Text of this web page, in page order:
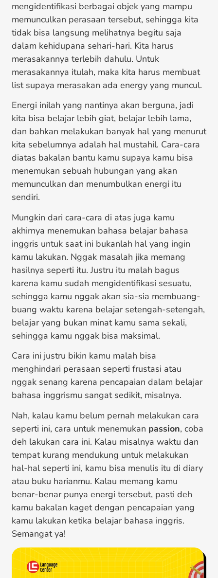
mengidentifikasi berbagai objek yang mampu
memunculkan perasaan tersebut, sehingga kita
tidak bisa langsung melihatnya begitu saja
dalam kehidupana sehari-hari. Kita harus
merasakannya terlebih dahulu. Untuk
merasakannya itulah, maka kita harus membuat
list supaya merasakan ada energy yang muncul.
Energi inilah yang nantinya akan berguna, jadi
kita bisa belajar lebih giat, belajar lebih lama,
dan bahkan melakukan banyak hal yang menurut
kita sebelumnya adalah hal mustahil. Cara-cara
diatas bakalan bantu kamu supaya kamu bisa
menemukan sebuah hubungan yang akan
memunculkan dan menumbulkan energi itu
sendiri.
Mungkin dari cara-cara di atas juga kamu
akhirnya menemukan bahasa belajar bahasa
inggris untuk saat ini bukanlah hal yang ingin
kamu lakukan. Nggak masalah jika memang
hasilnya seperti itu. Justru itu malah bagus
karena kamu sudah mengidentifikasi sesuatu,
sehingga kamu nggak akan sia-sia membuang-
buang waktu karena belajar setengah-setengah,
belajar yang bukan minat kamu sama sekali,
sehingga kamu nggak bisa maksimal.
Cara ini justru bikin kamu malah bisa
menghindari perasaan seperti frustasi atau
nggak senang karena pencapaian dalam belajar
bahasa inggrismu sangat sedikit, misalnya.
Nah, kalau kamu belum pernah melakukan cara
seperti ini, cara untuk menemukan passion, coba
deh lakukan cara ini. Kalau misalnya waktu dan
tempat kurang mendukung untuk melakukan
hal-hal seperti ini, kamu bisa menulis itu di diary
atau buku harianmu. Kalau memang kamu
benar-benar punya energi tersebut, pasti deh
kamu bakalan kaget dengan pencapaian yang
kamu lakukan ketika belajar bahasa inggris.
Semangat ya!